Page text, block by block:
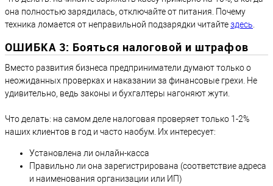
она полностью зарядилась, отключайте от питания. Почему
техника ломается от неправильной подзарядки читайтездесь.
ОШИБКА 3: Бояться налоговой и штрафов
Вместо развития бизнеса предприниматели думают только о
неожиданных проверках и наказании за финансовые грехи. Не
удивительно, ведь законы и бухгалтеры нагоняют жути.
Что делать: на самом деле налоговая проверяет только 1-2%
наших клиентов в год и часто наобум. Их интересует:
Установлена ли онлайн-касса
Правильно ли она зарегистрирована (соответствие адреса
и наименования организации или ИП)